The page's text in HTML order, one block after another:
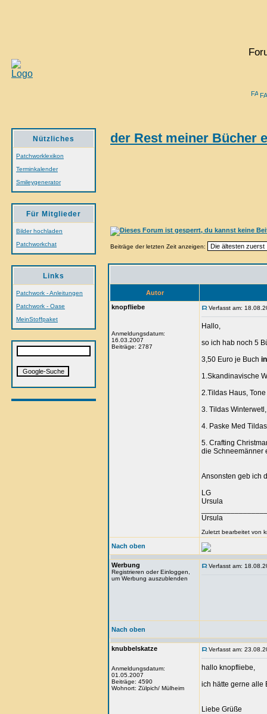
Nützliches
Patchworklexikon
Terminkalender
Smileygenerator
Für Mitglieder
Bilder hochladen
Patchworkchat
Links
Patchwork - Anleitungen
Patchwork - Oase
MeinStoffpaket
der Rest meiner Bücher
Beiträge der letzten Zeit anzeigen:
Autor
knopfliebe
Anmeldungsdatum:
16.03.2007
Beiträge: 2787
Verfasst am:
Hallo,
so ich hab noch 5
3,50 Euro je Buch
1.Skandinavische
2.Tildas Haus,
3. Tildas
4. Paske Med
5. Crafting
die Schneemänner
Ansonsten geb ich
LG
Ursula
Ursula
Zuletzt bearbeitet von
Nach oben
Werbung
Registrieren oder Einloggen,
um Werbung auszublenden
Verfasst am:
Nach oben
knubbelskatze
Anmeldungsdatum:
01.05.2007
Beiträge: 4590
Wohnort: Zülpich/ Mülheim
Verfasst am:
hallo knopfliebe,
ich hätte gerne alle
Liebe Grüße